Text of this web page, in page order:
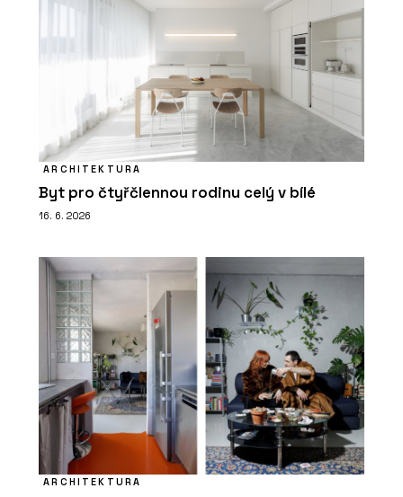
ARCHITEKTURA
Byt pro čtyřčlennou rodinu celý v bílé
16. 6. 2026
ARCHITEKTURA